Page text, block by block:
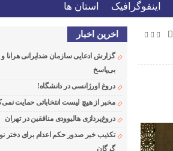
اینفوگرافیک استان ها
اخرین اخبار
گزارش ادعایی سازمان ضدایرانی
بی‌پاسخ
دروغ اورژانسی در دانشگاه!
مخبر از هیچ لیست انتخاباتی حمایت
دروغ‌پردازی هالیوودی منافقین در تهران
تکذیب خبر صدور حکم اعدام برای دختر
گرگان